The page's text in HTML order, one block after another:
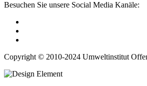
Besuchen Sie unsere Social Media Kanäle:
Copyright © 2010-2024 Umweltinstitut